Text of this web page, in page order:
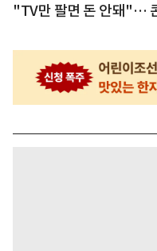
"TV만 팔면 돈 안돼"…